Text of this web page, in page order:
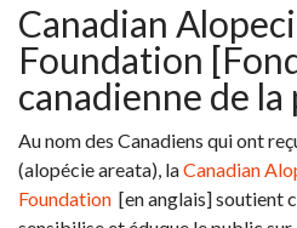
Canadian
Foundation
canadienne de la
Au nom des Canadiens qui ont
(alopécie areata), laCanadian
Foundation [en anglais] soutient